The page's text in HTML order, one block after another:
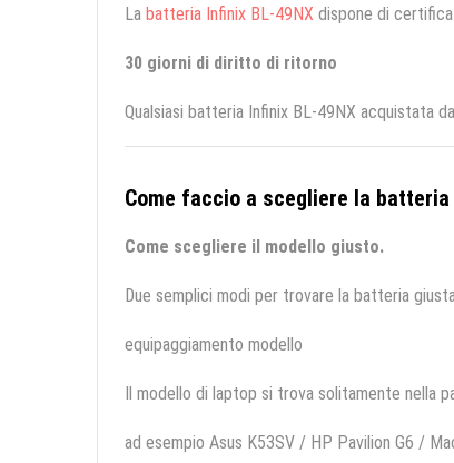
La batteria Infinix BL-49NX dispone di
30 giorni di diritto di ritorno
Qualsiasi batteria Infinix BL-49NX acquistata
Come faccio a scegliere la
Come scegliere il modello giusto.
Due semplici modi per trovare la batteria
equipaggiamento modello
Il modello di laptop si trova solitamente
ad esempio Asus K53SV / HP Pavilion G6 /